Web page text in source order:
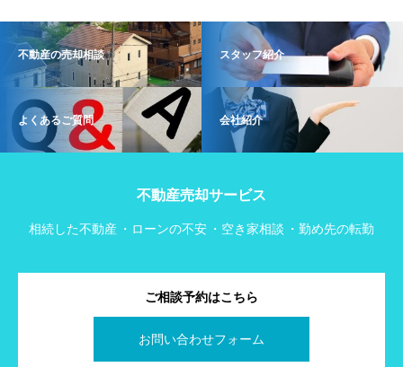
不動産の売却相談 スタッフ紹介
よくあるご質問 会社紹介
不動産売却サービス
相続した不動産 ローンの不安 空き家相談 勤め先の転勤
ご相談予約はこちら
お問い合わせフォーム